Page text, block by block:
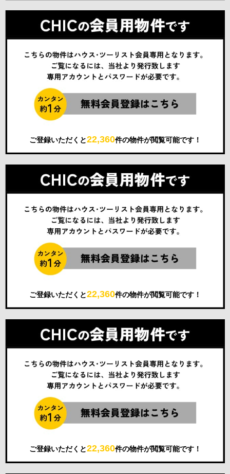
ご登録いただくと22,360件の物件が閲覧可能です！
ご登録いただくと22,360件の物件が閲覧可能です！
ご登録いただくと22,360件の物件が閲覧可能です！